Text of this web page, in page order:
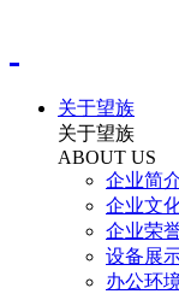
关于望族
关于望族
ABOUT US
企业简
企业文
企业荣
设备展
办公环